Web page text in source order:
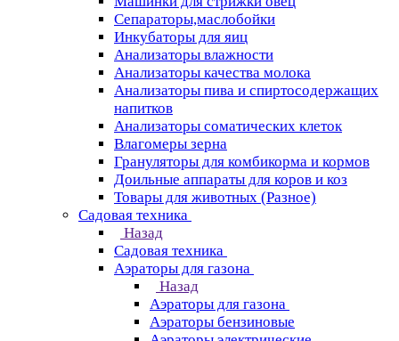
Сепараторы,маслобойки
Инкубаторы для яиц
Анализаторы влажности
Анализаторы качества молока
Анализаторы пива и спиртосодержащих
напитков
Анализаторы соматических клеток
Влагомеры зерна
Грануляторы для комбикорма и кормов
Доильные аппараты для коров и коз
Товары для животных (Разное)
Садовая техника
Назад
Садовая техника
Аэраторы для газона
Назад
Аэраторы для газона
Аэраторы бензиновые